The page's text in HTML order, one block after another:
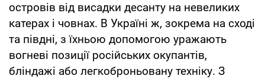
островів від висадки десанту на невеликих
катерах і човнах. В Україні ж, зокрема на сході
та півдні, з їхньою допомогою уражають
вогневі позиції російських окупантів,
бліндажі або легкоброньовану техніку. З